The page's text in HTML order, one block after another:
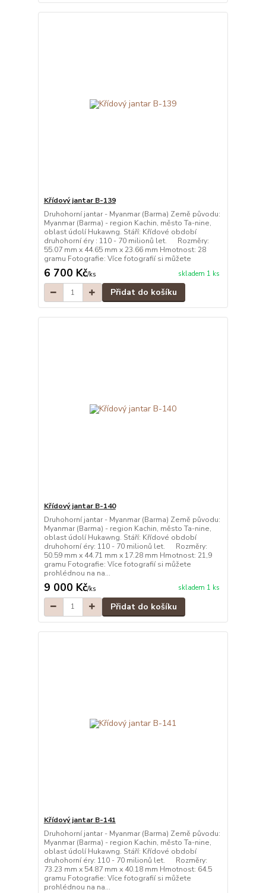
Křídový jantar B-139
Druhohorní jantar - Myanmar (Barma) Země původu:
Myanmar (Barma) - region Kachin, město Ta-nine,
oblast údolí Hukawng. Stáří: Křídové období
druhohorní éry : 110 - 70 milionů let. Rozměry:
55.07 mm x 44.65 mm x 23.66 mm Hmotnost: 28
gramu Fotografie: Více fotografií si můžete
6 700 Kč/ks skladem 1 ks
Přidat do košíku
Křídový jantar B-140
Druhohorní jantar - Myanmar (Barma) Země původu:
Myanmar (Barma) - region Kachin, město Ta-nine,
oblast údolí Hukawng. Stáří: Křídové období
druhohorní éry: 110 - 70 milionů let. Rozměry:
50.59 mm x 44.71 mm x 17.28 mm Hmotnost: 21,9
gramu Fotografie: Více fotografií si můžete
prohlédnou na na...
9 000 Kč/ks skladem 1 ks
Přidat do košíku
Křídový jantar B-141
Druhohorní jantar - Myanmar (Barma) Země původu:
Myanmar (Barma) - region Kachin, město Ta-nine,
oblast údolí Hukawng. Stáří: Křídové období
druhohorní éry: 110 - 70 milionů let. Rozměry:
73.23 mm x 54.87 mm x 40.18 mm Hmotnost: 64.5
gramu Fotografie: Více fotografií si můžete
prohlédnou na na...